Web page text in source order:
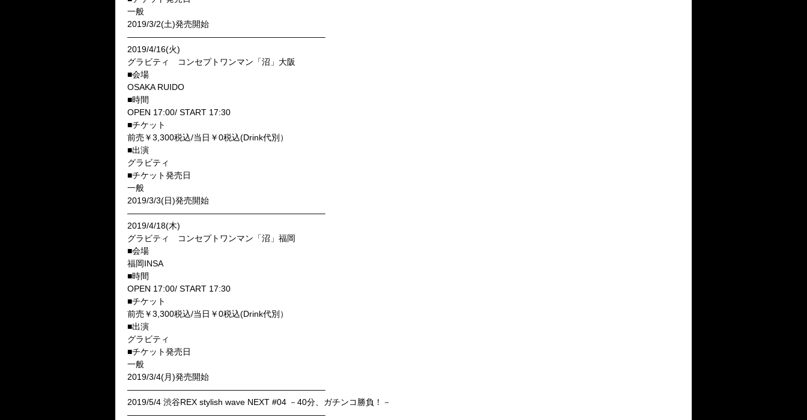
一般
2019/3/2(土)発売開始
———————————————————————–
2019/4/16(火)
グラビティ コンセプトワンマン「沼」大阪
■会場
OSAKA RUIDO
■時間
OPEN 17:00/ START 17:30
■チケット
前売￥3,300税込/当日￥0税込(Drink代別）
■出演
グラビティ
■チケット発売日
一般
2019/3/3(日)発売開始
———————————————————————–
2019/4/18(木)
グラビティ コンセプトワンマン「沼」福岡
■会場
福岡INSA
■時間
OPEN 17:00/ START 17:30
■チケット
前売￥3,300税込/当日￥0税込(Drink代別）
■出演
グラビティ
■チケット発売日
一般
2019/3/4(月)発売開始
———————————————————————–
2019/5/4 渋谷REX stylish wave NEXT #04 －40分、ガチンコ勝負！－
———————————————————————–